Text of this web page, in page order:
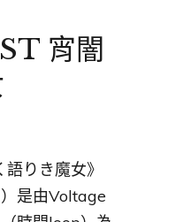
宵闇
りき魔女》
）是由Voltage